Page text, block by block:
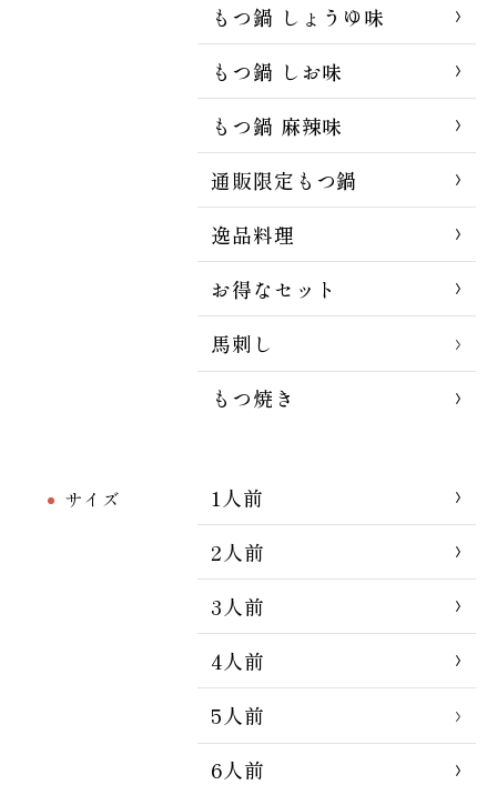
もつ鍋 しょうゆ味
もつ鍋 しお味
もつ鍋 麻辣味
通販限定もつ鍋
逸品料理
お得なセット
馬刺し
もつ焼き
サイズ
1人前
2人前
3人前
4人前
5人前
6人前